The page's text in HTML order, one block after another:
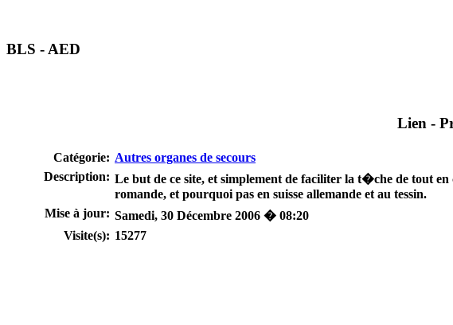
BLS - AED
Lien -
Catégorie: Autres organes de secours
Description: Le but de ce site, et simplement de faciliter la t�che de tout
romande, et pourquoi pas en suisse allemande et au tessin.
Mise à jour: Samedi, 30 Décembre 2006 � 08:20
Visite(s): 15277